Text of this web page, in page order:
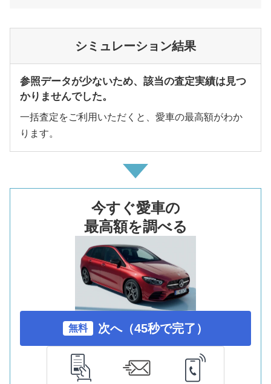
シミュレーション結果
参照データが少ないため、該当の査定実績は見つ
かりませんでした。
一括査定をご利用いただくと、愛車の最高額がわか
ります。
今すぐ愛車の
最高額を調べる
無料 次へ（45秒で完了）